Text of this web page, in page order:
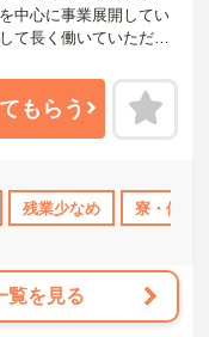
ート 研修制度あり
中心に事業展開してい
て長く働いていただけ
えいたしますのでお気
もらう
残業少なめ 寮・借り
覧を見る